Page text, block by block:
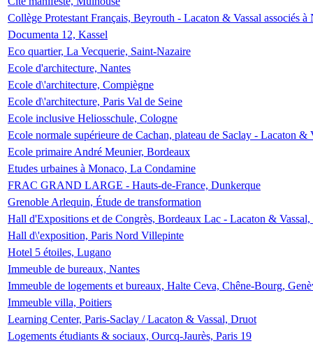
Collège Protestant Français, Beyrouth - Lacaton & Vassal associés
Documenta 12, Kassel
Eco quartier, La Vecquerie, Saint-Nazaire
Ecole d'architecture, Nantes
Ecole d\'architecture, Compiègne
Ecole d\'architecture, Paris Val de Seine
Ecole inclusive Heliosschule, Cologne
Ecole normale supérieure de Cachan, plateau de Saclay - Lacaton &
Ecole primaire André Meunier, Bordeaux
Etudes urbaines à Monaco, La Condamine
FRAC GRAND LARGE - Hauts-de-France, Dunkerque
Grenoble Arlequin, Étude de transformation
Hall d'Expositions et de Congrès, Bordeaux Lac - Lacaton &
Hall d\'exposition, Paris Nord Villepinte
Hotel 5 étoiles, Lugano
Immeuble de bureaux, Nantes
Immeuble de logements et bureaux, Halte Ceva, Chêne-Bourg,
Immeuble villa, Poitiers
Learning Center, Paris-Saclay / Lacaton & Vassal, Druot
Logements étudiants & sociaux, Ourcq-Jaurès, Paris 19